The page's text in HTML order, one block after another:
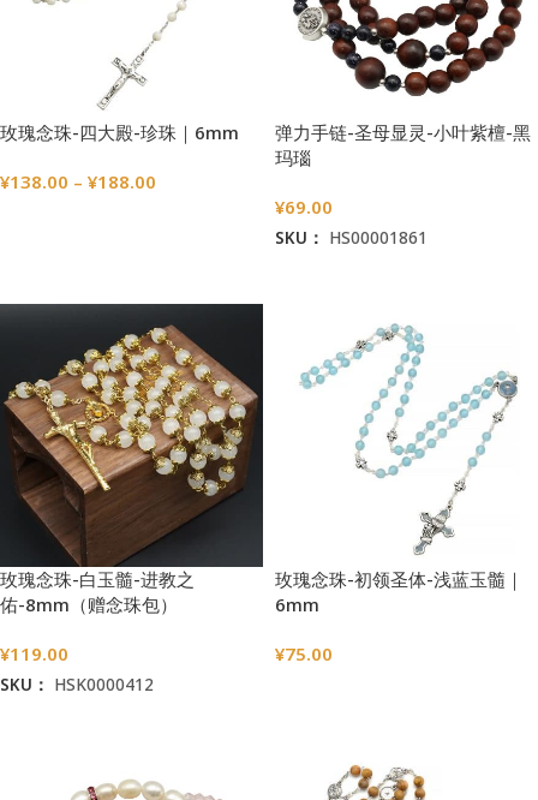
玫瑰念珠-四大殿-珍珠｜6mm
¥138.00 – ¥188.00
弹力手链-圣母显灵-小叶紫檀-黑
玛瑙
¥69.00
SKU： HS00001861
玫瑰念珠-白玉髓-进教之
佑-8mm（赠念珠包）
¥119.00
SKU： HSK0000412
玫瑰念珠-初领圣体-浅蓝玉髓｜
6mm
¥75.00